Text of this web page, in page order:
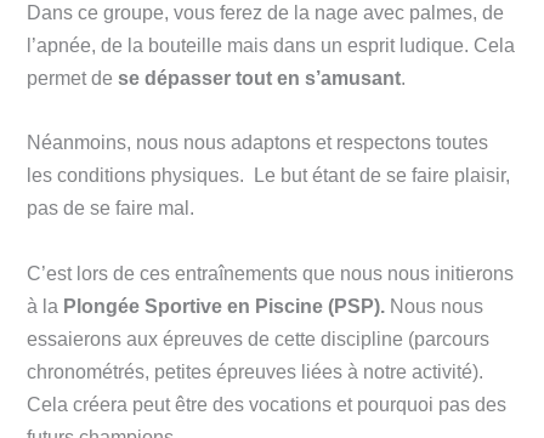
Dans ce groupe, vous ferez de la nage avec palmes, de
l’apnée, de la bouteille mais dans un esprit ludique. Cela
permet dese dépasser tout en s’amusant.
Néanmoins, nous nous adaptons et respectons toutes
les conditions physiques. Le but étant de se faire plaisir,
pas de se faire mal.
C’est lors de ces entraînements que nous nous initierons
à la Plongée Sportive en Piscine (PSP). Nous nous
essaierons aux épreuves de cette discipline (parcours
chronométrés, petites épreuves liées à notre activité).
Cela créera peut être des vocations et pourquoi pas des